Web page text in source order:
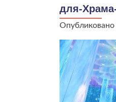
для-
Опубликовано